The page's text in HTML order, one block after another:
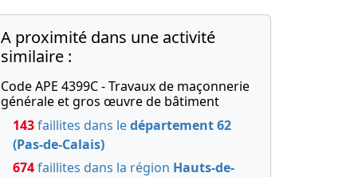
A proximité dans une activité
similaire :
Code APE 4399C - Travaux de maçonnerie
générale et gros œuvre de bâtiment
143faillites dans ledépartement 62
(Pas-de-Calais)
674faillites dans la région Hauts-de-